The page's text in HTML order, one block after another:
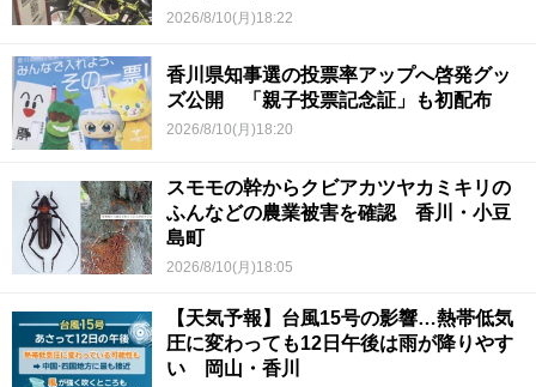
2026/8/10(月)18:22
香川県知事選の投票率アップへ啓発グッ
ズ公開 「親子投票記念証」も初配布
2026/8/10(月)18:20
スモモの幹からクビアカツヤカミキリの
ふんなどの農業被害を確認 香川・小豆
島町
2026/8/10(月)18:05
【天気予報】台風15号の影響…熱帯低気
圧に変わっても12日午後は雨が降りやす
い 岡山・香川